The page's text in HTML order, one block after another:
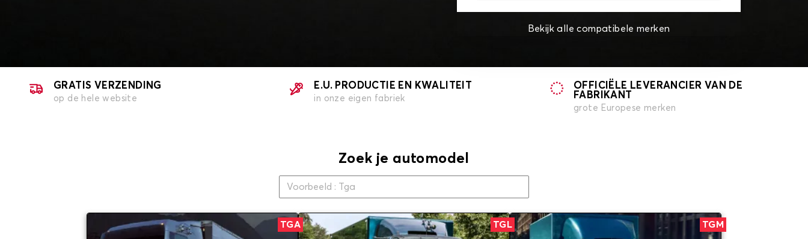
Bekijk alle compatibele merken
GRATIS VERZENDING
op de hele website
E.U. PRODUCTIE EN KWALITEIT
in onze eigen fabriek
OFFICIËLE LEVERANCIER VAN DE
FABRIKANT
grote Europese merken
Zoek je automodel
TGA TGL TGM